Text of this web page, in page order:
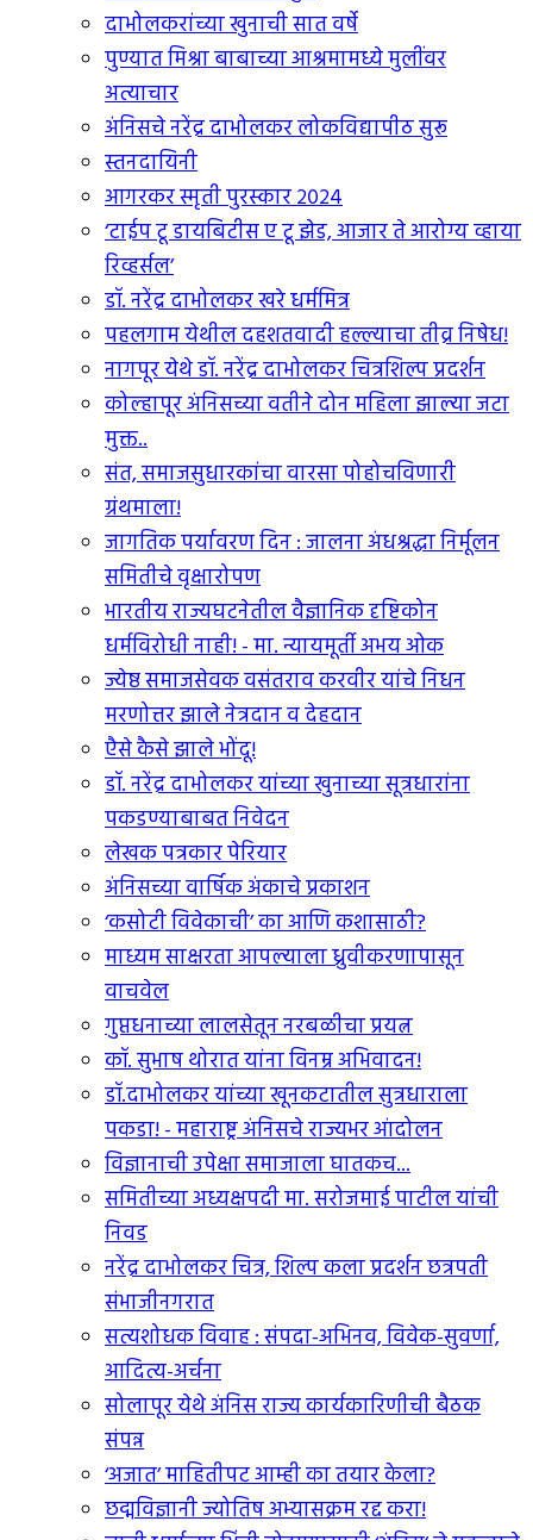
दाभोलकरांच्या खुनाची सात वर्षे
पुण्यात मिश्रा बाबाच्या आश्रमामध्ये मुलींवर
अत्याचार
अंनिसचे नरेंद्र दाभोलकर लोकविद्यापीठ सुरू
स्तनदायिनी
आगरकर स्मृती पुरस्कार २०२४
‘टाईप टू डायबिटीस ए टू झेड, आजार ते आरोग्य व्हाया
रिव्हर्सल’
डॉ. नरेंद्र दाभोलकर खरे धर्ममित्र
पहलगाम येथील दहशतवादी हल्ल्याचा तीव्र निषेध!
नागपूर येथे डॉ. नरेंद्र दाभोलकर चित्रशिल्प प्रदर्शन
कोल्हापूर अंनिसच्या वतीने दोन महिला झाल्या जटा
मुक्त..
संत, समाजसुधारकांचा वारसा पोहोचविणारी
ग्रंथमाला!
जागतिक पर्यावरण दिन : जालना अंधश्रद्धा निर्मूलन
समितीचे वृक्षारोपण
भारतीय राज्यघटनेतील वैज्ञानिक दृष्टिकोन
धर्मविरोधी नाही! - मा. न्यायमूर्ती अभय ओक
ज्येष्ठ समाजसेवक वसंतराव करवीर यांचे निधन
मरणोत्तर झाले नेत्रदान व देहदान
एैसे कैसे झाले भोंदू!
डॉ. नरेंद्र दाभोलकर यांच्या खुनाच्या सूत्रधारांना
पकडण्याबाबत निवेदन
लेखक पत्रकार पेरियार
अंनिसच्या वार्षिक अंकाचे प्रकाशन
‘कसोटी विवेकाची’ का आणि कशासाठी?
माध्यम साक्षरता आपल्याला ध्रुवीकरणापासून
वाचवेल
गुप्तधनाच्या लालसेतून नरबळीचा प्रयत्न
कॉ. सुभाष थोरात यांना विनम्र अभिवादन!
डॉ.दाभोलकर यांच्या खूनकटातील सुत्रधाराला
पकडा! - महाराष्ट्र अंनिसचे राज्यभर आंदोलन
विज्ञानाची उपेक्षा समाजाला घातकच...
समितीच्या अध्यक्षपदी मा. सरोजमाई पाटील यांची
निवड
नरेंद्र दाभोलकर चित्र, शिल्प कला प्रदर्शन छत्रपती
संभाजीनगरात
सत्यशोधक विवाह : संपदा-अभिनव, विवेक-सुवर्णा,
आदित्य-अर्चना
सोलापूर येथे अंनिस राज्य कार्यकारिणीची बैठक
संपन्न
‘अजात’ माहितीपट आम्ही का तयार केला?
छद्मविज्ञानी ज्योतिष अभ्यासक्रम रद्द करा!